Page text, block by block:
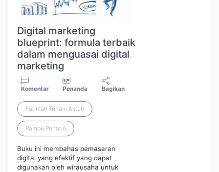
Digital marketing
blueprint: formula terbaik
dalam menguasai digital
marketing
Komentar Penanda Bagikan
Fatimah Trihani Astuti
Rambu Prihatin
Buku ini membahas pemasaran
digital yang efektif yang dapat
digunakan oleh wirausaha untuk